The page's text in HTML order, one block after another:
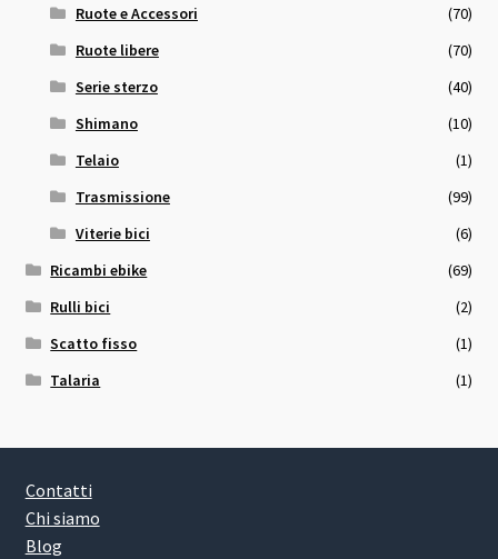
Ruote e Accessori
(70)
Ruote libere
(70)
Serie sterzo
(40)
Shimano
(10)
Telaio
(1)
Trasmissione
(99)
Viterie bici
(6)
Ricambi ebike
(69)
Rulli bici
(2)
Scatto fisso
(1)
Talaria
(1)
Contatti
Chi siamo
Blog